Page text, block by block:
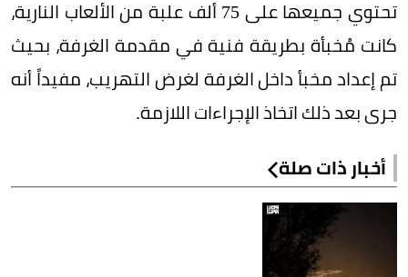
تحتوي جميعها على 75 ألف علبة من الألعاب النارية،
كانت مُخبأة بطريقة فنية في مقدمة الغرفة، بحيث
تم إعداد مخبأ داخل الغرفة لغرض التهريب، مفيداً أنه
جرى بعد ذلك اتخاذ الإجراءات اللازمة.
أخبار ذات صلة